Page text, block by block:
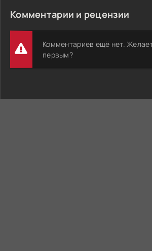
Комментарии и рецензии
Комментариев ещё нет.
первым?